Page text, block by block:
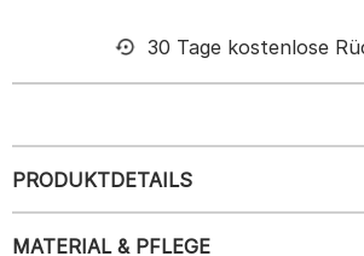
30 Tage kostenlose
PRODUKTDETAILS
MATERIAL & PFLEGE